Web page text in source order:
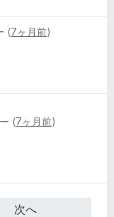
(7ヶ月前)
(7ヶ月前)
次へ